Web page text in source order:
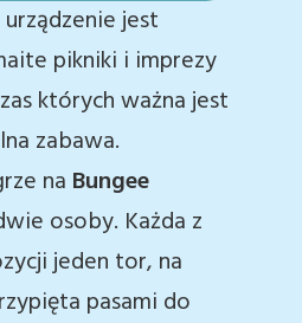
jest
pikniki i imprezy
których ważna jest
zabawa.
na Bungee
osoby. Każda z
jeden tor, na
pasami do